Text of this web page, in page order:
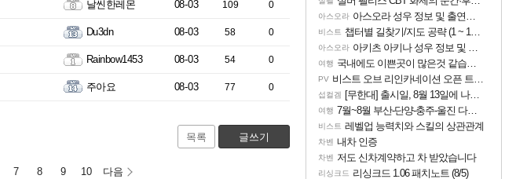
날씬한레몬 08-03 109 0
Du3dn 08-03 58 0
Rainbow1453 08-03 54 0
주아요 08-03 77 0
목록 글쓰기
7 8 9 10 다음
아스오라 아스오라 성우 정보 및 출연작 모음
비스트 챕터별 길찾기/지도 공략 (1 ~ 12장)
아스오라 아키츠 아키나 성우 정보 및 주요 필모
여행 국내에도 이쁜곳이 많은것 같습니다
PV 비스트 오브 리인카네이션 오픈 트레일러
섭컬겜 [무한대] 출시일, 8월 13일에 나오나
여행 7월~8월 부산-단양-충주-울진 다녀왔어요~
비스트 레벨업 능력치와 스킬의 상관관계
차벤 내차 인증
차벤 저도 신차계약하고 차 받았습니다
리싱크드 리싱크드 1.06 패치노트 (8/5)